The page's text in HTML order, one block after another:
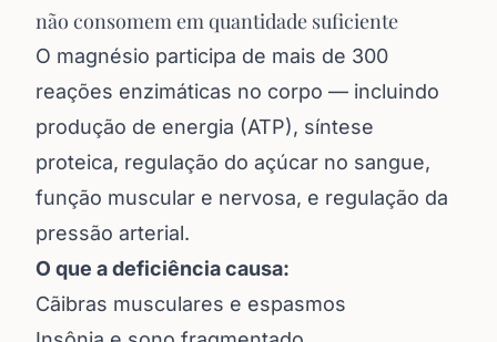
não consomem em quantidade suficiente
O magnésio participa de mais de 300
reações enzimáticas no corpo — incluindo
produção de energia (ATP), síntese
proteica, regulação do açúcar no sangue,
função muscular e nervosa, e regulação da
pressão arterial.
O que a deficiência causa:
Cãibras musculares e espasmos